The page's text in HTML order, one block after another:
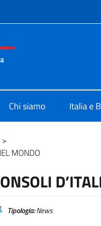
e menù
Chi siamo Italia e
>
MONDO
Tipologia:News